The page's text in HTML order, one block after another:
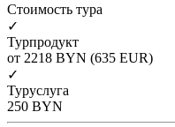
Cтоимость тура
✓
Турпродукт
от 2218 BYN (635 EUR)
✓
Туруслуга
250 BYN